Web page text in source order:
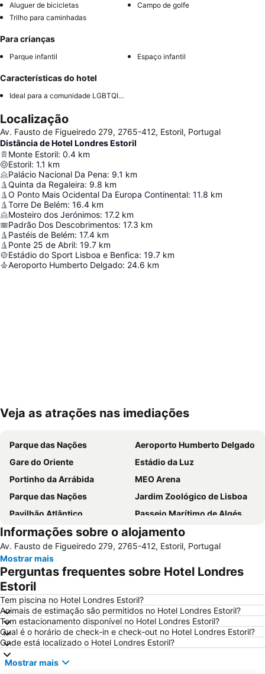
Aluguer de bicicletas
Campo de golfe
Trilho para caminhadas
Para crianças
Parque infantil Espaço infantil
Características do hotel
Ideal para a comunidade LGBTQIA+
Localização
Av. Fausto de Figueiredo 279, 2765-412, Estoril, Portugal
Distância de Hotel Londres Estoril
Monte Estoril: 0.4 km
Estoril: 1.1 km
Palácio Nacional Da Pena: 9.1 km
Quinta da Regaleira: 9.8 km
O Ponto Mais Ocidental Da Europa Continental: 11.8 km
Torre De Belém: 16.4 km
Mosteiro dos Jerónimos: 17.2 km
Padrão Dos Descobrimentos: 17.3 km
Pastéis de Belém: 17.4 km
Ponte 25 de Abril: 19.7 km
Estádio do Sport Lisboa e Benfica: 19.7 km
Aeroporto Humberto Delgado: 24.6 km
Ampliar mapa
Veja as atrações nas imediações
Parque das Nações
Aeroporto Humberto Delgado
Gare do Oriente
Estádio da Luz
Portinho da Arrábida
MEO Arena
Parque das Nações
Jardim Zoológico de Lisboa
Pavilhão Atlântico
Passeio Marítimo de Algés
Benfica
Praias de Santa Cruz
Baixa de Lisboa
Parque Eduardo VII
Praça de Touros de Campo Pequeno
Praia das Azenhas do Mar
Estação de Caminhos de Ferro de Sete Rios
Avenida da Liberdade
da Figueirinha
Marquês de Pombal
Estádio do Restelo
Praia das Maçãs
Fonte da Telha
Praia Tróia Mar
Praia da Ericeira
Parque Natural da Arrabida
Informações sobre o alojamento
Av. Fausto de Figueiredo 279, 2765-412, Estoril, Portugal
Mostrar mais
Perguntas frequentes sobre Hotel Londres
Estoril
Tem piscina no Hotel Londres Estoril?
Animais de estimação são permitidos no Hotel Londres Estoril?
Tem estacionamento disponível no Hotel Londres Estoril?
Qual é o horário de check-in e check-out no Hotel Londres Estoril?
Onde está localizado o Hotel Londres Estoril?
Mostrar mais